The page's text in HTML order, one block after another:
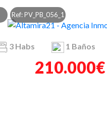
Ref: PV_PB_056_1
3Habs 1 Baños
210.000€